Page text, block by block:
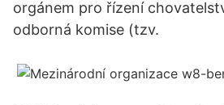
orgánem pro řízení
odborná komise (tzv.